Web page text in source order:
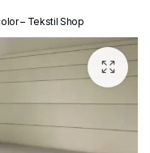
– Tekstil Shop